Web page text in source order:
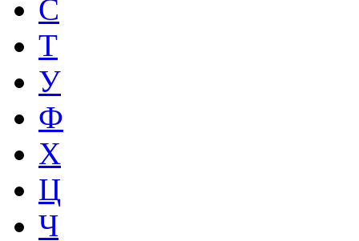
С
Т
У
Ф
Х
Ц
Ч